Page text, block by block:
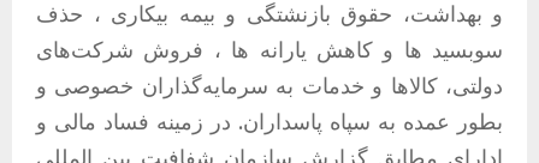
و بهداشت، حقوق بازنشتگی و بیمه بیکاری ، حذف
سوبسید ها و کاهش یارانه ها ، فروش شرکت‌های
دولتی، کالاها و خدمات به سرمایه‌گذاران خصوصی و
بطور عمده به سپاه پاسداران. در زمینه فساد مالی و
ادارای مطابق گزارش سازمان شفافیت بین المللی